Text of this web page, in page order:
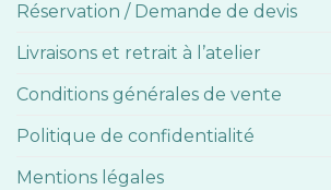
Réservation / Demande de devis
Livraisons et retrait à l’atelier
Conditions générales de vente
Politique de confidentialité
Mentions légales